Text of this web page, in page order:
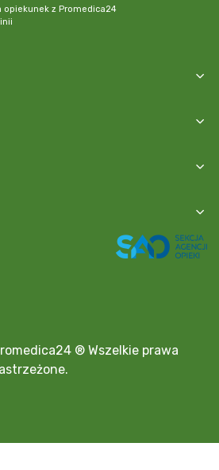
opiekunek z Promedica24
® Wszelkie prawa